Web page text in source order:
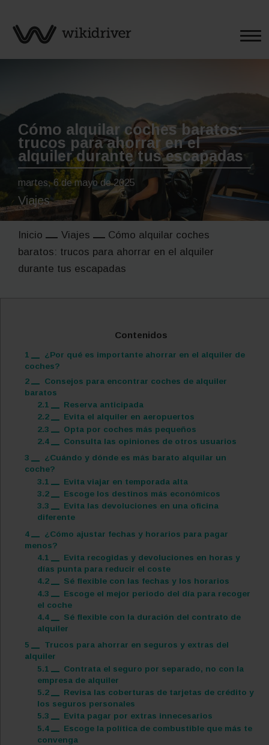
Cómo alquilar coches baratos:
trucos para ahorrar en el
alquiler durante tus escapadas
martes, 6 de mayo de 2025
Viajes
Inicio Viajes
Cómo alquilar coches
baratos: trucos para ahorrar en el alquiler
durante tus escapadas
Contenidos
1
¿Por qué es importante ahorrar en el alquiler de
coches?
2
Consejos para encontrar coches de alquiler
baratos
2.1
Reserva anticipada
2.2
Evita el alquiler en aeropuertos
2.3
Opta por coches más pequeños
2.4
Consulta las opiniones de otros usuarios
3
¿Cuándo y dónde es más barato alquilar un
coche?
3.1
Evita viajar en temporada alta
3.2
Escoge los destinos más económicos
3.3
Evita las devoluciones en una oficina
diferente
4
¿Cómo ajustar fechas y horarios para pagar
menos?
4.1
Evita recogidas y devoluciones en horas y
días punta para reducir el coste
4.2
Sé flexible con las fechas y los horarios
4.3
Escoge el mejor periodo del día para recoger
el coche
4.4
Sé flexible con la duración del contrato de
alquiler
5
Trucos para ahorrar en seguros y extras del
alquiler
5.1
Contrata el seguro por separado, no con la
empresa de alquiler
5.2
Revisa las coberturas de tarjetas de crédito y
los seguros personales
5.3
Evita pagar por extras innecesarios
5.4
Escoge la política de combustible que más te
convenga